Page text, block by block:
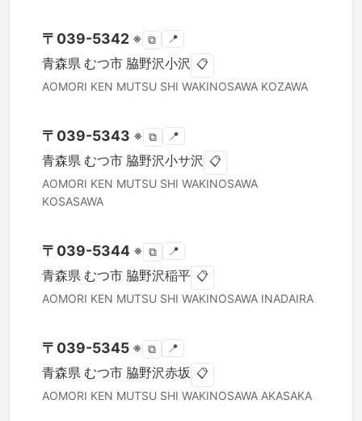
〒 039-5342 ※ ⧉ 📍
青森県 むつ市 脇野沢小沢 📋
AOMORI KEN MUTSU SHI WAKINOSAWA KOZAWA
〒 039-5343 ※ ⧉ 📍
青森県 むつ市 脇野沢小サ沢 📋
AOMORI KEN MUTSU SHI WAKINOSAWA
KOSASAWA
〒 039-5344 ※ ⧉ 📍
青森県 むつ市 脇野沢稲平 📋
AOMORI KEN MUTSU SHI WAKINOSAWA INADAIRA
〒 039-5345 ※ ⧉ 📍
青森県 むつ市 脇野沢赤坂 📋
AOMORI KEN MUTSU SHI WAKINOSAWA AKASAKA